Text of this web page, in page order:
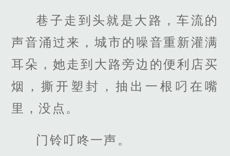
巷子走到头就是大路，车流的
声音涌过来，城市的噪音重新灌满
耳朵，她走到大路旁边的便利店买
烟，撕开塑封，抽出一根叼在嘴
里，没点。
门铃叮咚一声。